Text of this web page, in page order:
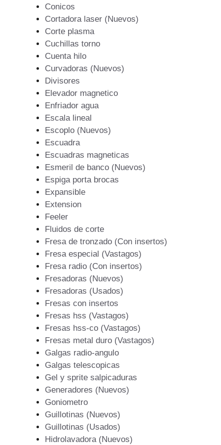
Conicos
Cortadora laser (Nuevos)
Corte plasma
Cuchillas torno
Cuenta hilo
Curvadoras (Nuevos)
Divisores
Elevador magnetico
Enfriador agua
Escala lineal
Escoplo (Nuevos)
Escuadra
Escuadras magneticas
Esmeril de banco (Nuevos)
Espiga porta brocas
Expansible
Extension
Feeler
Fluidos de corte
Fresa de tronzado (Con insertos)
Fresa especial (Vastagos)
Fresa radio (Con insertos)
Fresadoras (Nuevos)
Fresadoras (Usados)
Fresas con insertos
Fresas hss (Vastagos)
Fresas hss-co (Vastagos)
Fresas metal duro (Vastagos)
Galgas radio-angulo
Galgas telescopicas
Gel y sprite salpicaduras
Generadores (Nuevos)
Goniometro
Guillotinas (Nuevos)
Guillotinas (Usados)
Hidrolavadora (Nuevos)